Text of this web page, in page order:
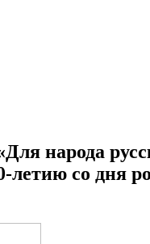
народа
со дня